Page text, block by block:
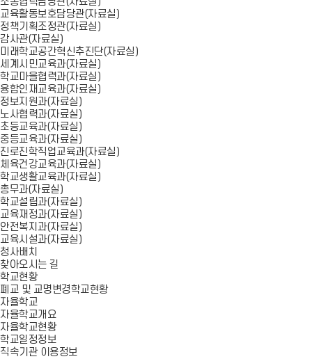
교육활동보호담당관(자료실)
정책기획조정관(자료실)
감사관(자료실)
미래학교공간혁신추진단(자료실)
세계시민교육과(자료실)
학교마을협력과(자료실)
융합인재교육과(자료실)
정보지원과(자료실)
노사협력과(자료실)
초등교육과(자료실)
중등교육과(자료실)
진로진학직업교육과(자료실)
체육건강교육과(자료실)
학교생활교육과(자료실)
총무과(자료실)
학교설립과(자료실)
교육재정과(자료실)
안전복지과(자료실)
교육시설과(자료실)
청사배치
찾아오시는 길
학교현황
폐교 및 교명변경학교현황
자율학교
자율학교개요
자율학교현황
학교일정정보
직속기관 이용정보